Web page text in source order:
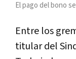
El pago del bono
Entre los
titular del